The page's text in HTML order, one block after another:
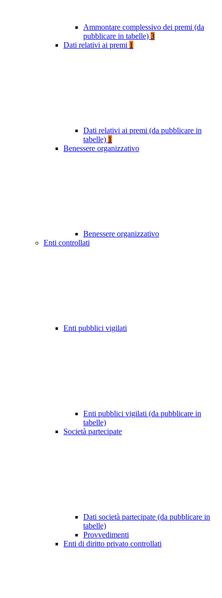
Ammontare complessivo dei premi (da
pubblicare in tabelle) 3
Dati relativi ai premi 1
Dati relativi ai premi (da pubblicare in
tabelle) 1
Benessere organizzativo
Benessere organizzativo
Enti controllati
Enti pubblici vigilati
Enti pubblici vigilati (da pubblicare in
tabelle)
Società partecipate
Dati società partecipate (da pubblicare in
tabelle)
Provvedimenti
Enti di diritto privato controllati